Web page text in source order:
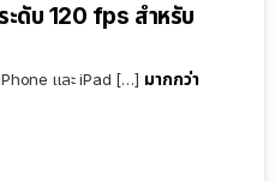
ะดับ 120 fps สำหรับ
iPhone และ iPad […] มากกว่า